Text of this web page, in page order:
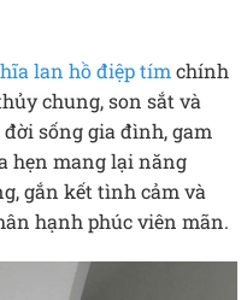
lan hồ điệp tím chính
chung, son sắt và
sống gia đình, gam
hẹn mang lại năng
gắn kết tình cảm và
hạnh phúc viên mãn.